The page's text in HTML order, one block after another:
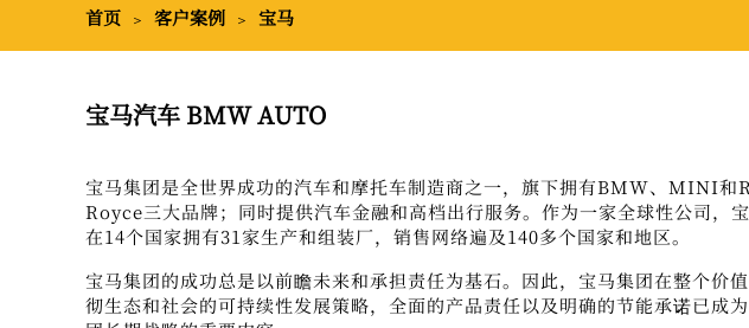
首页 ＞ 客户案例 ＞ 宝马
宝马汽车 BMW AUTO
宝马集团是全世界成功的汽车和摩托车制造商之一，旗下拥有BMW、 MINI和
Royce三大品牌；同时提供汽车金融和高档出行服务。作为一家全球性公司，
在14个国家拥有31家生产和组装厂，销售网络遍及140多个国家和地区。
宝马集团的成功总是以前瞻未来和承担责任为基石。因此，宝马集团在整个价
彻生态和社会的可持续性发展策略，全面的产品责任以及明确的节能承诺已成